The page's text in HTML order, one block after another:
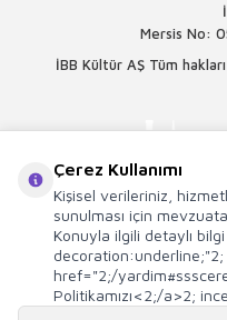
Mersis No:
İBB Kültür AŞ Tüm
Çerez Kullanımı
Kişisel verileriniz,
sunulması için
Konuyla ilgili detaylı
href="2;/
Politikamızı<2;/a>2;